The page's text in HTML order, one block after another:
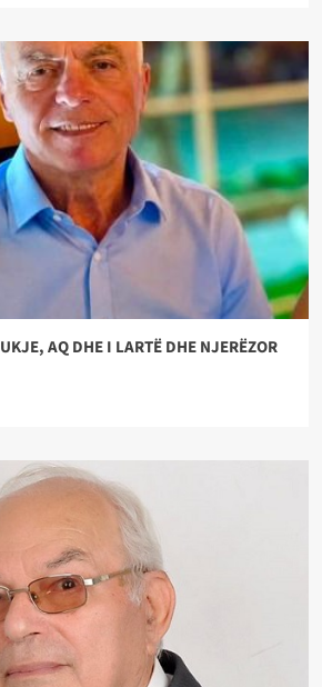
AQ DHE I LARTË DHE NJERËZOR